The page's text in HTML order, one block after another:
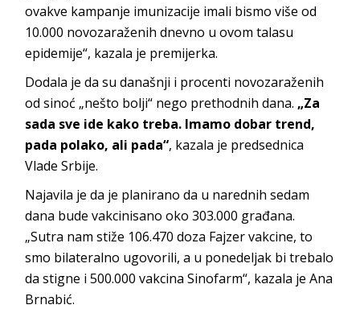
ovakve kampanje imunizacije imali bismo više od
10.000 novozaraženih dnevno u ovom talasu
epidemije“, kazala je premijerka.
Dodala je da su današnji i procenti novozaraženih
od sinoć „nešto bolji“ nego prethodnih dana. „Za
sada sve ide kako treba. Imamo dobar trend,
pada polako, ali pada“, kazala je predsednica
Vlade Srbije.
Najavila je da je planirano da u narednih sedam
dana bude vakcinisano oko 303.000 građana.
„Sutra nam stiže 106.470 doza Fajzer vakcine, to
smo bilateralno ugovorili, a u ponedeljak bi trebalo
da stigne i 500.000 vakcina Sinofarm“, kazala je Ana
Brnabić.